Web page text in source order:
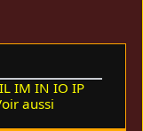
IL IM IN IO IP
aussi